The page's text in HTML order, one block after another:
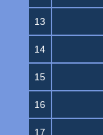
13
14
15
16
17